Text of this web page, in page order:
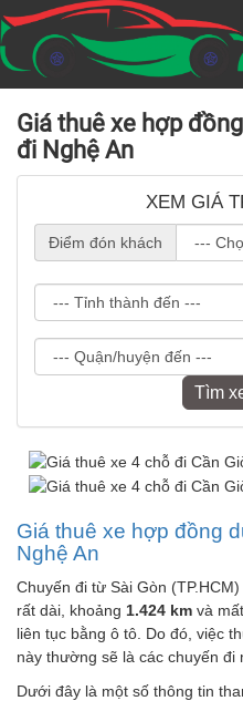
Giá thuê xe hợp
đi Nghệ An
XEM GIÁ
Điểm đón khách
Tìm
Giá thuê xe hợp đồng
Nghệ An
Chuyến đi từ Sài Gòn
rất dài, khoảng 1.424 km và
liên tục bằng ô tô. Do đó, việc
này thường sẽ là các chuyến đi
Dưới đây là một số thông tin